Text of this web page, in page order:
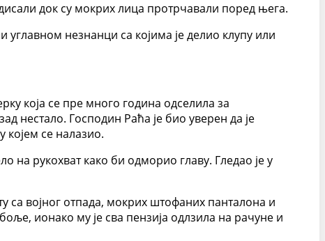
док су мокрих лица протрчавали поред њега.
углавном незнанци са којима је делио клупу или
која се пре много година одселила за
нестало. Господин Раћа је био уверен да је
се налазио.
на рукохват како би одморио главу. Гледао је у
војног отпада, мокрих штофаних панталона и
ионако му је сва пензија одлзила на рачуне и